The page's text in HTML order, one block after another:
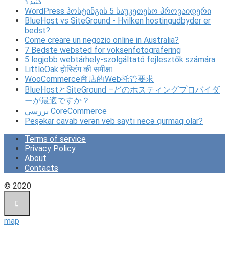
WordPress ჰოსტინგის 5 საუკეთესო პროვაიდერი
BlueHost vs SiteGround - Hvilken hostingudbyder er
bedst?
Come creare un negozio online in Australia?
7 Bedste websted for voksenfotografering
5 legjobb webtárhely-szolgáltató fejlesztők számára
LittleOak होस्टिंग की समीक्षा
WooCommerce商店的Web托管要求
BlueHostとSiteGround –どのホスティングプロバイダ
ーが最適ですか？
بررسی CoreCommerce
Peşəkar cavab verən veb saytı necə qurmaq olar?
Terms of service
Privacy Policy
About
Contacts
© 2020
map